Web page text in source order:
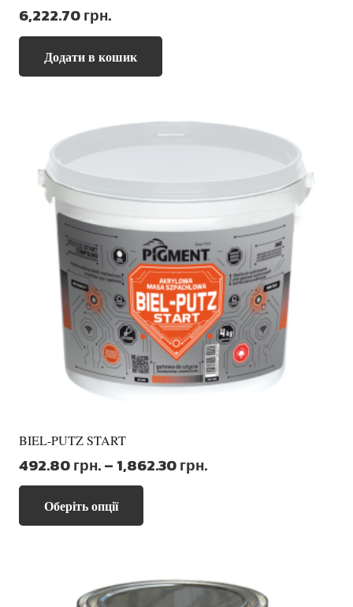
6,222.70грн.
Додати в кошик
BIEL-PUTZ START
492.80грн.– 1,862.30грн.Діапазон
Оберіть опції
Параметри